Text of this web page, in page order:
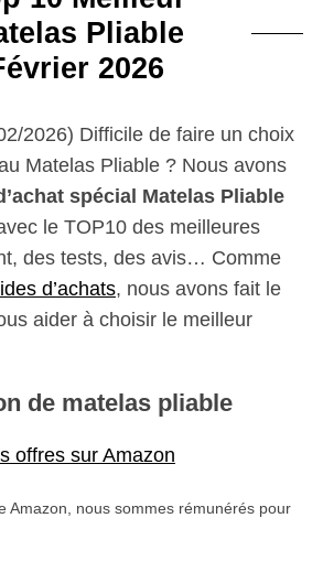
Pliable
2026
2026) Difficile de faire un choix
Matelas Pliable ? Nous avons
spécial Matelas Pliable
le TOP10 des meilleures
des tests, des avis… Comme
d’achats, nous avons fait le
aider à choisir le meilleur
de matelas pliable
offres sur Amazon
Amazon, nous sommes rémunérés pour